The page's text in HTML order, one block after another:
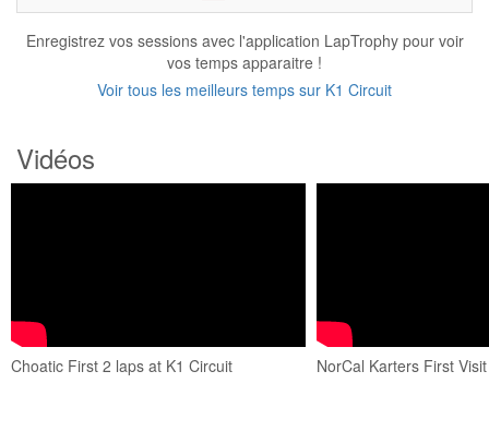
Enregistrez vos sessions avec l'application LapTrophy pour voir
vos temps apparaitre !
Voir tous les meilleurs temps sur K1 Circuit
Vidéos
Choatic First 2 laps at K1 Circuit NorCal Karters First